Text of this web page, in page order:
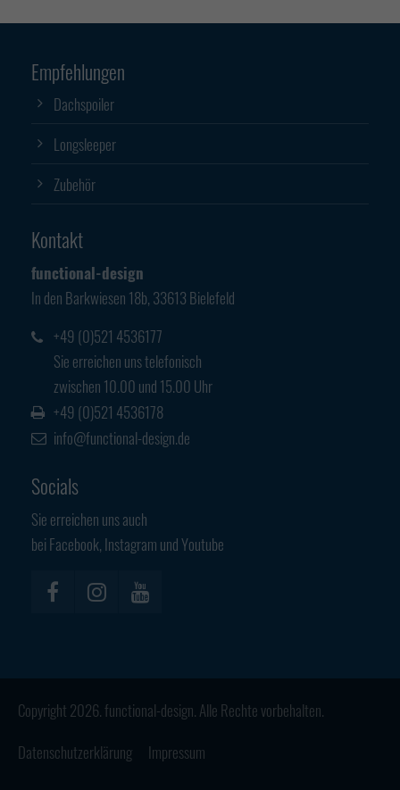
Empfehlungen
Dachspoiler
Longsleeper
Zubehör
Kontakt
functional-design
In den Barkwiesen 18b, 33613 Bielefeld
+49 (0)521 4536177
Sie erreichen uns telefonisch
zwischen 10.00 und 15.00 Uhr
+49 (0)521 4536178
info@functional-design.de
Socials
Sie erreichen uns auch
bei Facebook, Instagram und Youtube
Copyright 2026. functional-design. Alle Rechte vorbehalten.
Datenschutzerklärung
Impressum